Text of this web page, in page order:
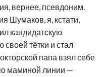
вернее, псевдоним.
Шумаков, я, кстати,
кандидатскую
тётки и стал
папа взял себе
маминой линии —